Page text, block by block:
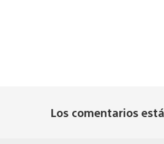
Los comentarios